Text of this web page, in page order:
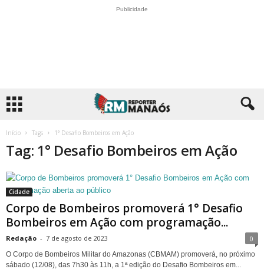
Publicidade
Início Tags 1° Desafio Bombeiros em Ação
Tag: 1° Desafio Bombeiros em Ação
Cidade
Corpo de Bombeiros promoverá 1° Desafio
Bombeiros em Ação com programação...
Redação - 7 de agosto de 2023 0
O Corpo de Bombeiros Militar do Amazonas (CBMAM) promoverá, no próximo
sábado (12/08), das 7h30 às 11h, a 1ª edição do Desafio Bombeiros em...